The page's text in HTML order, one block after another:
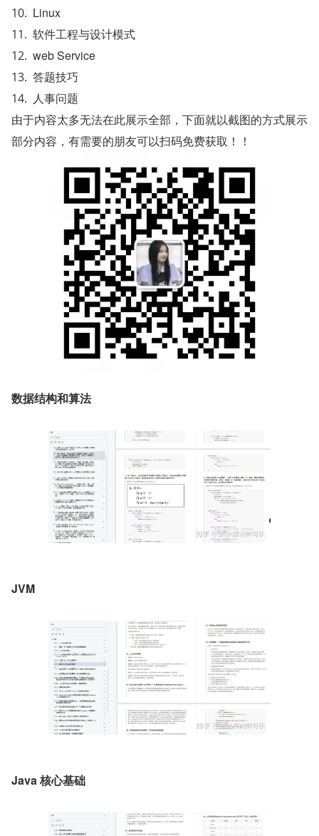
Linux
软件工程与设计模式
web Service
答题技巧
人事问题
由于内容太多无法在此展示全部，下面就以截图的方式展示
部分内容，有需要的朋友可以扫码免费获取！！
数据结构和算法
JVM
Java 核心基础